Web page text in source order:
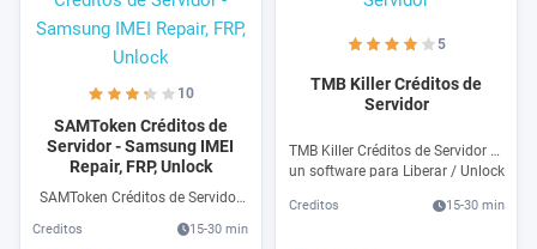
10
SAMToken Créditos de
Servidor - Samsung IMEI
Repair, FRP, Unlock
SAMToken Créditos de Servidor
mas fácil de usar para Unlock de
Creditos 15-30 min
5
TMB Killer Créditos de
Servidor
TMB Killer Créditos de Servidor es
un software para Liberar / Unlock
cable USB ordinario y software
Creditos 15-30 min